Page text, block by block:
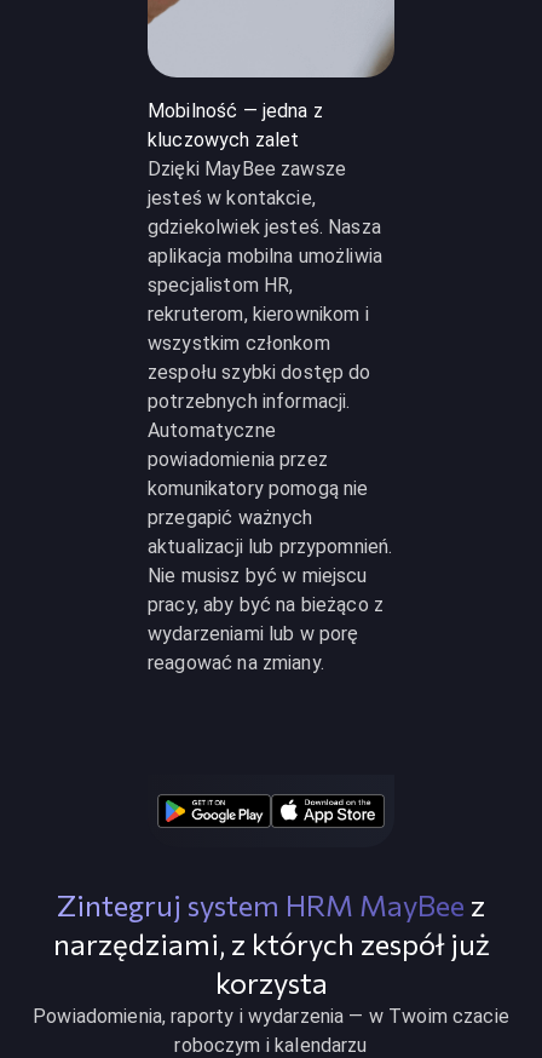
Mobilność — jedna z
kluczowych zalet
Dzięki MayBee zawsze
jesteś w kontakcie,
gdziekolwiek jesteś. Nasza
aplikacja mobilna umożliwia
specjalistom HR,
rekruterom, kierownikom i
wszystkim członkom
zespołu szybki dostęp do
potrzebnych informacji.
Automatyczne
powiadomienia przez
komunikatory pomogą nie
przegapić ważnych
aktualizacji lub przypomnień.
Nie musisz być w miejscu
pracy, aby być na bieżąco z
wydarzeniami lub w porę
reagować na zmiany.
Zintegruj system HRM MayBee z
narzędziami, z których zespół już
korzysta
Powiadomienia, raporty i wydarzenia — w Twoim czacie
roboczym i kalendarzu